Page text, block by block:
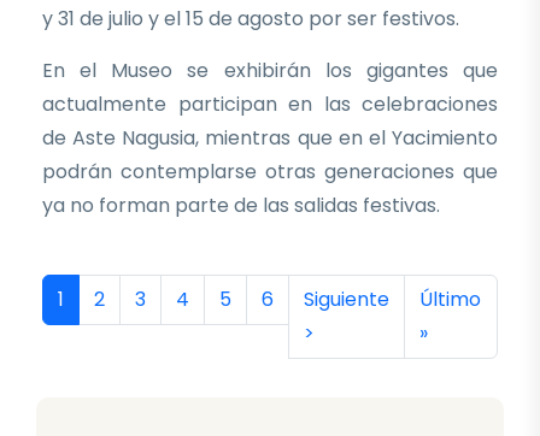
y 31 de julio y el 15 de agosto por ser festivos.
En el Museo se exhibirán los gigantes que
actualmente participan en las celebraciones
de Aste Nagusia, mientras que en el Yacimiento
podrán contemplarse otras generaciones que
ya no forman parte de las salidas festivas.
Paginación
Página actual
1 Página
2 Página
3 Página
4 Página
5 Página
6 Siguiente página
Siguiente
>
Última
Último
»